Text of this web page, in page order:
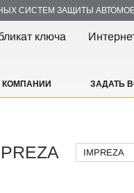
СИСТЕМ ЗАЩИТЫ
ключа
КОМПАНИИ ЗАДАТЬ
IMPREZA